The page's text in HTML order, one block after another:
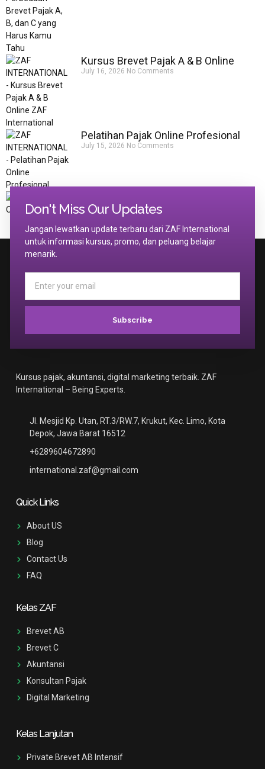
Kursus Brevet Pajak A & B Online
July 16, 2026 No Comments
Pelatihan Pajak Online Profesional
July 15, 2026 No Comments
Indonesia
Don't Miss Our Updates
Jangan lewatkan update terbaru dari ZAF International
untuk informasi kursus, promo, dan peluang belajar
menarik.
Subscribe
Kursus pajak, akuntansi, digital marketing terbaik. ZAF
International – Being Experts.
Jl. Mesjid Kp. Utan, RT.3/RW.7, Krukut, Kec. Limo, Kota
Depok, Jawa Barat 16512
+6289604672890
international.zaf@gmail.com
Quick Links
About US
Blog
Contact Us
FAQ
Kelas ZAF
Brevet AB
Brevet C
Akuntansi
Konsultan Pajak
Digital Marketing
Kelas Lanjutan
Private Brevet AB Intensif